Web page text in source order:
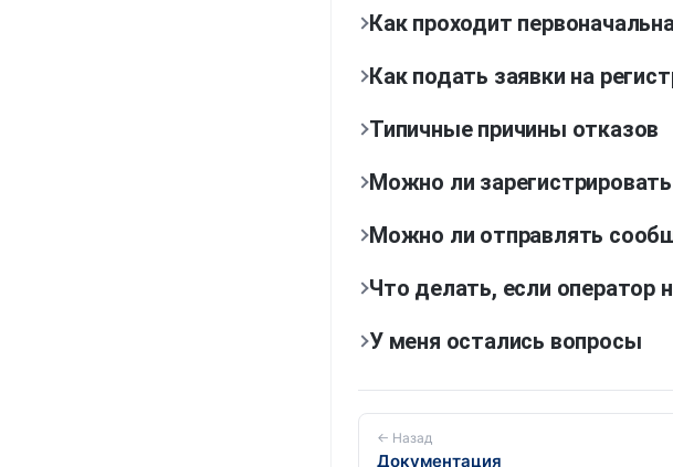
Как проходит
Как подать заявки на
Типичные причины отказов
Можно ли
Можно ли отправлять
Что делать, если оператор
У меня остались вопросы
← Назад
Документация